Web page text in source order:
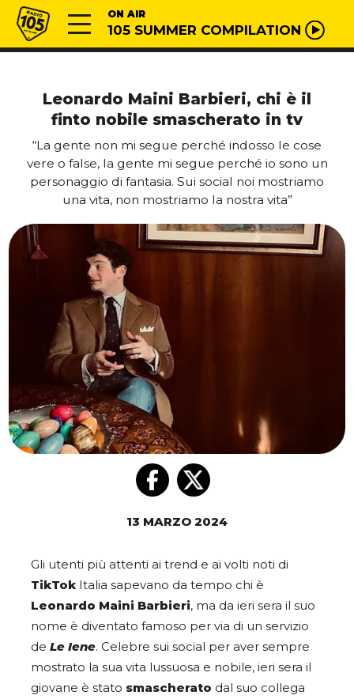
Vai al contenuto
Radio 105 ON AIR
105 SUMMER COMPILATION
Leonardo Maini Barbieri, chi è il
finto nobile smascherato in tv
“La gente non mi segue perché indosso le cose
vere o false, la gente mi segue perché io sono un
personaggio di fantasia. Sui social noi mostriamo
una vita, non mostriamo la nostra vita”
13 MARZO 2024
Gli utenti più attenti ai trend e ai volti noti di
TikTok Italia sapevano da tempo chi è
Leonardo Maini Barbieri, ma da ieri sera il suo
nome è diventato famoso per via di un servizio
de Le Iene. Celebre sui social per aver sempre
mostrato la sua vita lussuosa e nobile, ieri sera il
giovane è stato smascherato dal suo collega